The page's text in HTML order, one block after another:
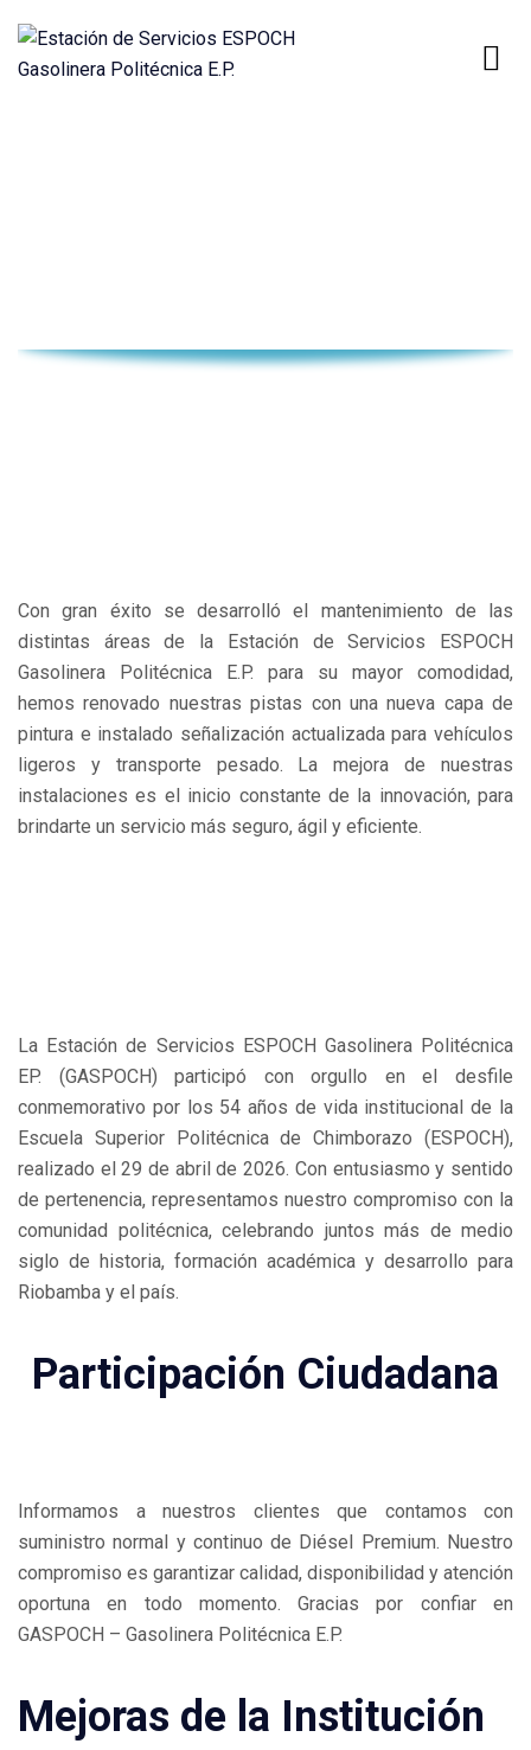
Con gran éxito se desarrolló el mantenimiento de las
distintas áreas de la Estación de Servicios ESPOCH
Gasolinera Politécnica E.P. para su mayor comodidad,
hemos renovado nuestras pistas con una nueva capa de
pintura e instalado señalización actualizada para vehículos
ligeros y transporte pesado. La mejora de nuestras
instalaciones es el inicio constante de la innovación, para
brindarte un servicio más seguro, ágil y eficiente.
La Estación de Servicios ESPOCH Gasolinera Politécnica
EP. (GASPOCH) participó con orgullo en el desfile
conmemorativo por los 54 años de vida institucional de la
Escuela Superior Politécnica de Chimborazo (ESPOCH),
realizado el 29 de abril de 2026. Con entusiasmo y sentido
de pertenencia, representamos nuestro compromiso con la
comunidad politécnica, celebrando juntos más de medio
siglo de historia, formación académica y desarrollo para
Riobamba y el país.
Participación Ciudadana
Informamos a nuestros clientes que contamos con
suministro normal y continuo de Diésel Premium. Nuestro
compromiso es garantizar calidad, disponibilidad y atención
oportuna en todo momento. Gracias por confiar en
GASPOCH – Gasolinera Politécnica E.P.
Mejoras de la Institución